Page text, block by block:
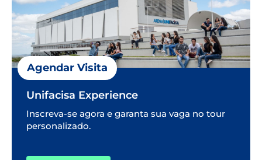
Agendar Visita
Unifacisa Experience
Inscreva-se agora e garanta sua vaga no tour
personalizado.